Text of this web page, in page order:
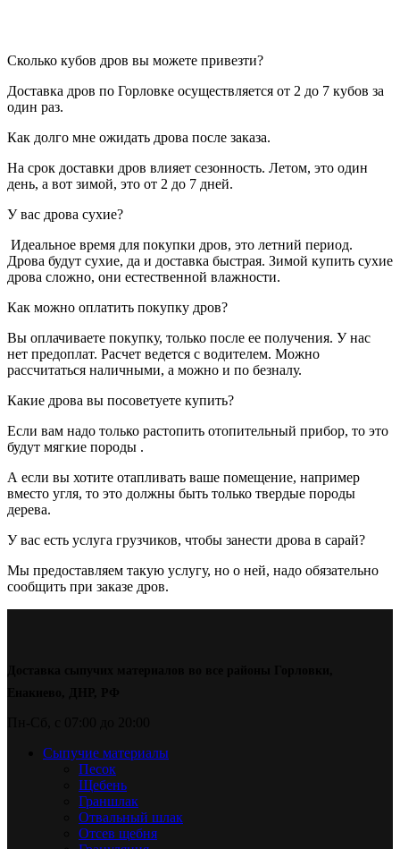
Сколько кубов дров вы можете привезти?
Доставка дров по Горловке осуществляется от 2 до 7 кубов за
один раз.
Как долго мне ожидать дрова после заказа.
На срок доставки дров влияет сезонность. Летом, это один
день, а вот зимой, это от 2 до 7 дней.
У вас дрова сухие?
Идеальное время для покупки дров, это летний период.
Дрова будут сухие, да и доставка быстрая. Зимой купить сухие
дрова сложно, они естественной влажности.
Как можно оплатить покупку дров?
Вы оплачиваете покупку, только после ее получения. У нас
нет предоплат. Расчет ведется с водителем. Можно
рассчитаться наличными, а можно и по безналу.
Какие дрова вы посоветуете купить?
Если вам надо только растопить отопительный прибор, то это
будут мягкие породы .
А если вы хотите отапливать ваше помещение, например
вместо угля, то это должны быть только твердые породы
дерева.
У вас есть услуга грузчиков, чтобы занести дрова в сарай?
Мы предоставляем такую услугу, но о ней, надо обязательно
сообщить при заказе дров.
Сыпучие материалы
Песок
Щебень
Граншлак
Отвальный шлак
Отсев щебня